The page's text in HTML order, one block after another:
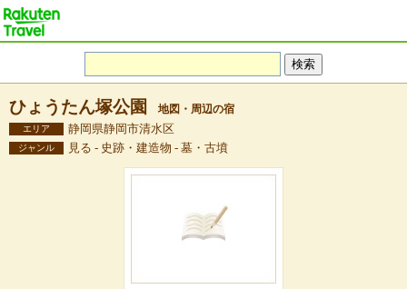
ひょうたん塚公園 地図・周辺の宿
エリア 静岡県静岡市清水区
ジャンル 見る - 史跡・建造物 - 墓・古墳